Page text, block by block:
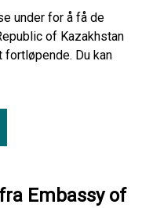
under for å få de
of Kazakhstan
Du kan
Embassy of